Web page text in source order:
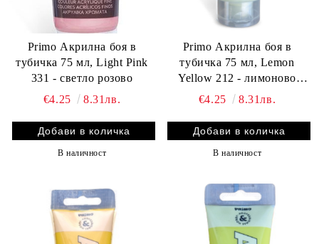
Primo Акрилна боя в
тубичка 75 мл, Light Pink
331 - светло розово
€4.25
8.31лв.
В наличност
Primo Акрилна боя в
тубичка 75 мл, Lemon
Yellow 212 - лимоново
жълто
€4.25 8.31лв.
В наличност